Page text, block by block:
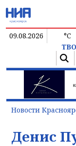
09.08.2026 °C
Новости
Денис